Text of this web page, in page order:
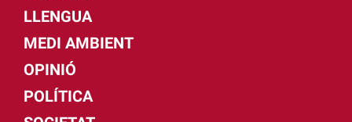
LLENGUA
MEDI AMBIENT
OPINIÓ
POLÍTICA